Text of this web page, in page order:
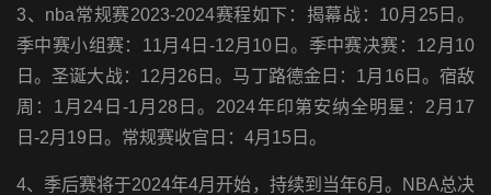
3、nba常规赛2023-2024赛程如下：揭幕战：10月25日。
季中赛小组赛：11月4日-12月10日。季中赛决赛：12月10
日。圣诞大战：12月26日。马丁路德金日：1月16日。宿敌
周：1月24日-1月28日。2024年印第安纳全明星：2月17
日-2月19日。常规赛收官日：4月15日。
4、季后赛将于2024年4月开始，持续到当年6月。NBA总决